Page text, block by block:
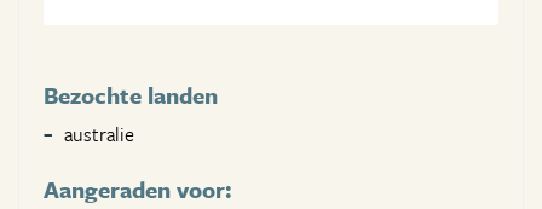
Bezochte landen
australie
Aangeraden voor: